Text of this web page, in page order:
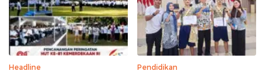
Headline Pendidikan